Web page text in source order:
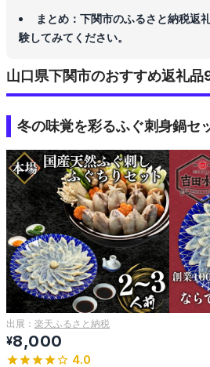
まとめ：下関市のふるさと納税返
験してみてください。
山口県下関市のおすすめ返礼品
冬の味覚を彩るふぐ刺身鍋セ
出展： 楽天ふるさと納税
¥8,000
4.0